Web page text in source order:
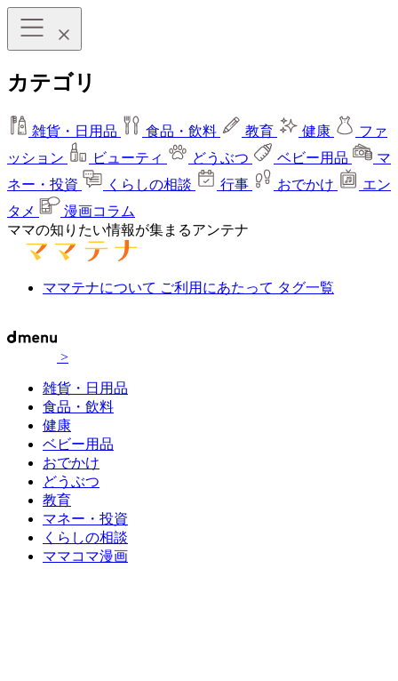
カテゴリ
雑貨・日用品 食品・飲料 教育 健康
ファ
ッション
ビューティ どうぶつ ベビー用品
マ
ネー・投資
くらしの相談 行事 おでかけ
エン
タメ
漫画コラム
ママの知りたい情報が集まるアンテナ
ママテナについて ご利用にあたって タグ一覧
>
雑貨・日用品
食品・飲料
健康
ベビー用品
おでかけ
どうぶつ
教育
マネー・投資
くらしの相談
ママコマ漫画